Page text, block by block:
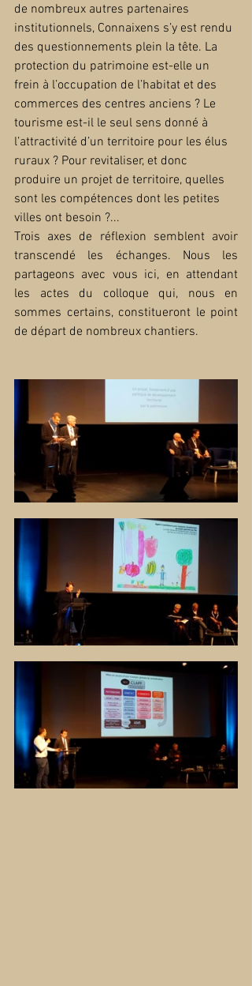
de nombreux autres partenaires
institutionnels, Connaixens s’y est rendu
des questionnements plein la tête. La
protection du patrimoine est-elle un
frein à l’occupation de l’habitat et des
commerces des centres anciens ? Le
tourisme est-il le seul sens donné à
l’attractivité d’un territoire pour les élus
ruraux ? Pour revitaliser, et donc
produire un projet de territoire, quelles
sont les compétences dont les petites
villes ont besoin ?...
Trois axes de réflexion semblent avoir
transcendé les échanges. Nous les
partageons avec vous ici, en attendant
les actes du colloque qui, nous en
sommes certains, constitueront le point
de départ de nombreux chantiers.